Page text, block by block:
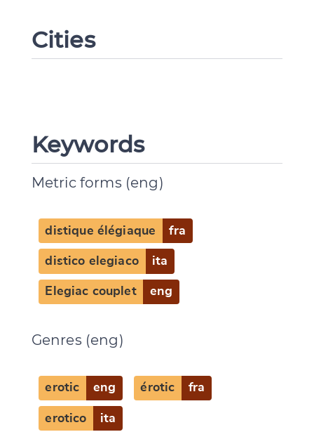
Cities
Keywords
Metric forms (eng)
distique élégiaque fra
distico elegiaco ita
Elegiac couplet eng
Genres (eng)
erotic eng érotic fra
erotico ita
CANCEL SUBMIT & CHANGE